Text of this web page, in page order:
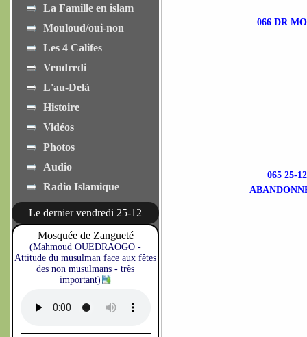
La Famille en islam
Mouloud/oui-non
Les 4 Califes
Vendredi
L'au-Delà
Histoire
Vidéos
Photos
Audio
Radio Islamique
Le dernier vendredi 25-12
Mosquée de Zangueté
(Mahmoud OUEDRAOGO -
Attitude du musulman face aux fêtes
des non musulmans - très
important)
066 DR
065 25-